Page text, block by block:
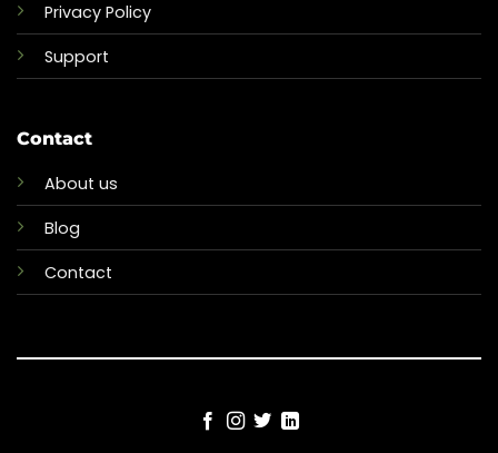
Privacy Policy
Support
Contact
About us
Blog
Contact